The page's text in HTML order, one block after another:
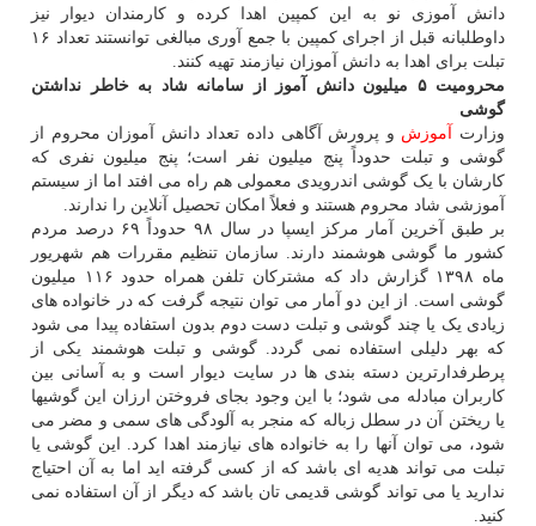
دانش آموزی نو به این کمپین اهدا کرده و کارمندان دیوار نیز
داوطلبانه قبل از اجرای کمپین با جمع آوری مبالغی توانستند تعداد ۱۶
تبلت برای اهدا به دانش آموزان نیازمند تهیه کنند.
محرومیت ۵ میلیون دانش آموز از سامانه شاد به خاطر نداشتن
گوشی
وزارت
آموزش و پرورش آگاهی داده تعداد دانش آموزان محروم از
گوشی و تبلت حدوداً پنج میلیون نفر است؛ پنج میلیون نفری که
کارشان با یک گوشی اندرویدی معمولی هم راه می افتد اما از سیستم
آموزشی شاد محروم هستند و فعلاً امکان تحصیل آنلاین را ندارند.
بر طبق آخرین آمار مرکز ایسپا در سال ۹۸ حدوداً ۶۹ درصد مردم
کشور ما گوشی هوشمند دارند. سازمان تنظیم مقررات هم شهریور
ماه ۱۳۹۸ گزارش داد که مشترکان تلفن همراه حدود ۱۱۶ میلیون
گوشی است. از این دو آمار می توان نتیجه گرفت که در خانواده های
زیادی یک یا چند گوشی و تبلت دست دوم بدون استفاده پیدا می شود
که بهر دلیلی استفاده نمی گردد. گوشی و تبلت هوشمند یکی از
پرطرفدارترین دسته بندی ها در سایت دیوار است و به آسانی بین
کاربران مبادله می شود؛ با این وجود بجای فروختن ارزان این گوشیها
یا ریختن آن در سطل زباله که منجر به آلودگی های سمی و مضر می
شود، می توان آنها را به خانواده های نیازمند اهدا کرد. این گوشی یا
تبلت می تواند هدیه ای باشد که از کسی گرفته اید اما به آن احتیاج
ندارید یا می تواند گوشی قدیمی تان باشد که دیگر از آن استفاده نمی
کنید.